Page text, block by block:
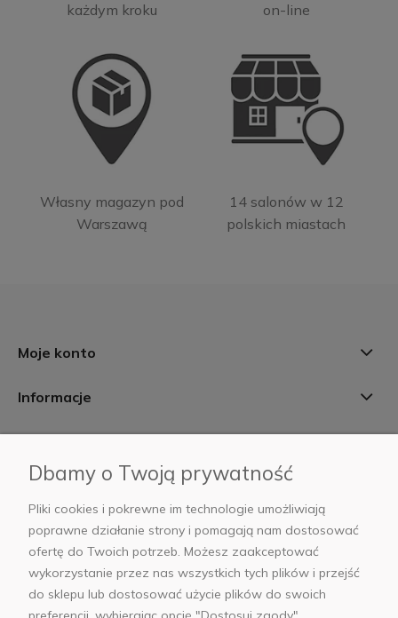
każdym kroku
on-line
Własny magazyn pod
Warszawą
14 salonów w 12
polskich miastach
Moje konto
Informacje
AB Foto
sklep@abfoto.pl
Dbamy o Twoją prywatność
Pliki cookies i pokrewne im technologie umożliwiają
poprawne działanie strony i pomagają nam dostosować
ofertę do Twoich potrzeb. Możesz zaakceptować
wykorzystanie przez nas wszystkich tych plików i przejść
do sklepu lub dostosować użycie plików do swoich